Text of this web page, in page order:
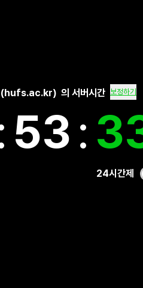
(hufs.ac.kr) 의 서버시간 보정하기
53:
24시간제